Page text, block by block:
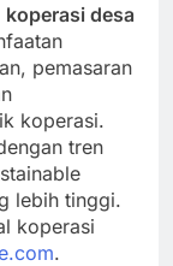
koperasi desa
pemasaran
koperasi.
tren
lebih tinggi.
koperasi
.